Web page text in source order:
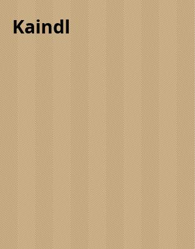
Kaindl
Antque Arena
Moscu Berlin